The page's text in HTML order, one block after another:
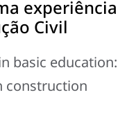
experiência
Civil
basic education:
construction